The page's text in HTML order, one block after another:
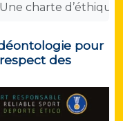
Une charte
pour
des